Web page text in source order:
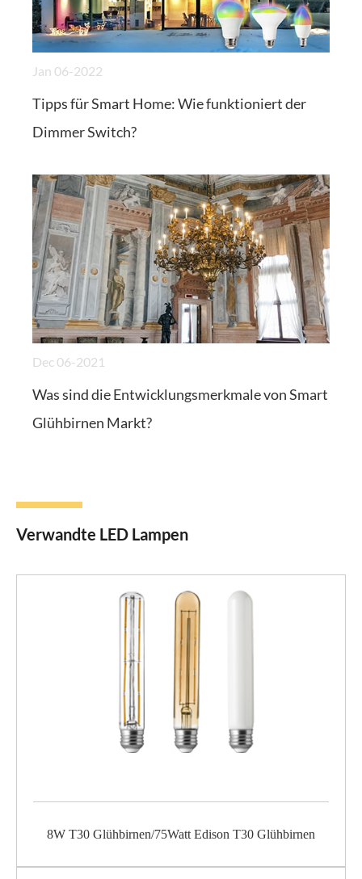
Jan 06-2022
Tipps für Smart Home: Wie funktioniert der
Dimmer Switch?
Dec 06-2021
Was sind die Entwicklungsmerkmale von Smart
Glühbirnen Markt?
Verwandte LED Lampen
8W T30 Glühbirnen/75Watt Edison T30 Glühbirnen